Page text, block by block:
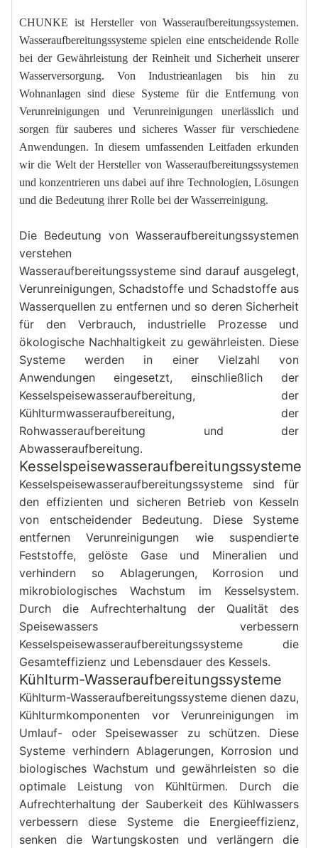
CHUNKE ist Hersteller von Wasseraufbereitungssystemen.
Wasseraufbereitungssysteme spielen eine entscheidende Rolle
bei der Gewährleistung der Reinheit und Sicherheit unserer
Wasserversorgung. Von Industrieanlagen bis hin zu
Wohnanlagen sind diese Systeme für die Entfernung von
Verunreinigungen und Verunreinigungen unerlässlich und
sorgen für sauberes und sicheres Wasser für verschiedene
Anwendungen. In diesem umfassenden Leitfaden erkunden
wir die Welt der Hersteller von Wasseraufbereitungssystemen
und konzentrieren uns dabei auf ihre Technologien, Lösungen
und die Bedeutung ihrer Rolle bei der Wasserreinigung.
Die Bedeutung von Wasseraufbereitungssystemen
verstehen
Wasseraufbereitungssysteme sind darauf ausgelegt,
Verunreinigungen, Schadstoffe und Schadstoffe aus
Wasserquellen zu entfernen und so deren Sicherheit
für den Verbrauch, industrielle Prozesse und
ökologische Nachhaltigkeit zu gewährleisten. Diese
Systeme werden in einer Vielzahl von
Anwendungen eingesetzt, einschließlich der
Kesselspeisewasseraufbereitung, der
Kühlturmwasseraufbereitung, der
Rohwasseraufbereitung und der
Abwasseraufbereitung.
Kesselspeisewasseraufbereitungssysteme
Kesselspeisewasseraufbereitungssysteme sind für
den effizienten und sicheren Betrieb von Kesseln
von entscheidender Bedeutung. Diese Systeme
entfernen Verunreinigungen wie suspendierte
Feststoffe, gelöste Gase und Mineralien und
verhindern so Ablagerungen, Korrosion und
mikrobiologisches Wachstum im Kesselsystem.
Durch die Aufrechterhaltung der Qualität des
Speisewassers verbessern
Kesselspeisewasseraufbereitungssysteme die
Gesamteffizienz und Lebensdauer des Kessels.
Kühlturm-Wasseraufbereitungssysteme
Kühlturm-Wasseraufbereitungssysteme dienen dazu,
Kühlturmkomponenten vor Verunreinigungen im
Umlauf- oder Speisewasser zu schützen. Diese
Systeme verhindern Ablagerungen, Korrosion und
biologisches Wachstum und gewährleisten so die
optimale Leistung von Kühltürmen. Durch die
Aufrechterhaltung der Sauberkeit des Kühlwassers
verbessern diese Systeme die Energieeffizienz,
senken die Wartungskosten und verlängern die